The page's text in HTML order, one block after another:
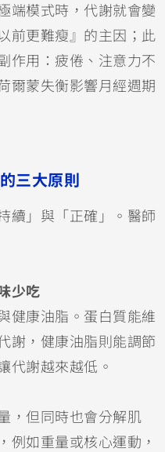
端模式時，代謝就會變
前更難瘦』的主因；此
作用：疲倦、注意力不
爾蒙失衡影響月經週期
三大原則
續」與「正確」。醫師
少吃
健康油脂。蛋白質能維
謝，健康油脂則能調節
代謝越來越低。
，但同時也會分解肌
例如重量或核心運動，